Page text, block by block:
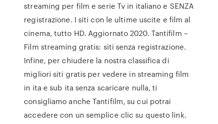
streaming per film e serie Tv in italiano e SENZA
registrazione. I siti con le ultime uscite e film al
cinema, tutto HD. Aggiornato 2020. Tantifilm –
Film streaming gratis: siti senza registrazione.
Infine, per chiudere la nostra classifica di
migliori siti gratis per vedere in streaming film
in ita e sub ita senza scaricare nulla, ti
consigliamo anche Tantifilm, su cui potrai
accedere con un semplice clic su questo link.